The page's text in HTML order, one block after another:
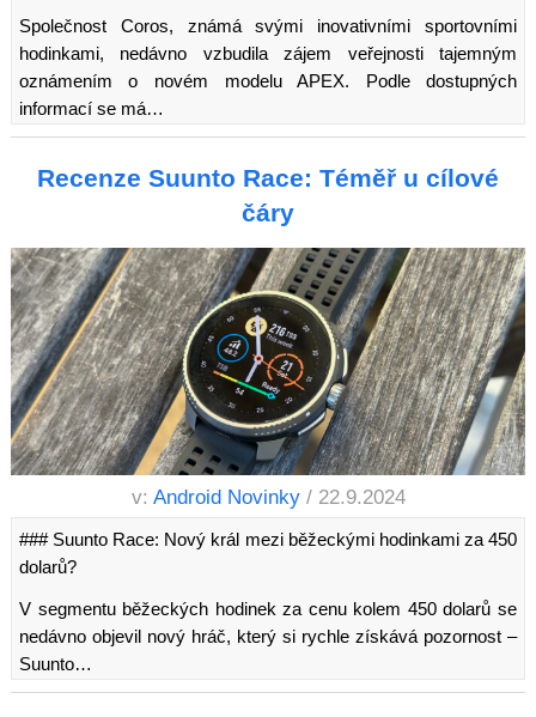
Společnost Coros, známá svými inovativními sportovními
hodinkami, nedávno vzbudila zájem veřejnosti tajemným
oznámením o novém modelu APEX. Podle dostupných
informací se má…
Recenze Suunto Race: Téměř u cílové
čáry
v: Android Novinky / 22.9.2024
### Suunto Race: Nový král mezi běžeckými hodinkami za 450
dolarů?
V segmentu běžeckých hodinek za cenu kolem 450 dolarů se
nedávno objevil nový hráč, který si rychle získává pozornost –
Suunto…